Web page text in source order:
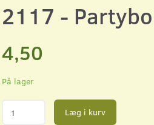
2117 -
4,50
På lager
Læg i kurv